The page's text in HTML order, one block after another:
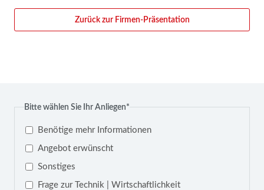
Zurück zur Firmen-Präsentation
Pflichtfeld
Bitte wählen Sie Ihr Anliegen*
Benötige mehr Informationen
Angebot erwünscht
Sonstiges
Frage zur Technik | Wirtschaftlichkeit